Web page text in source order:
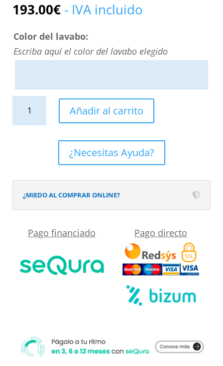
193.00€ - IVA incluido
Color del lavabo:
Escriba aquí el color del lavabo elegido
Surface
Violeta
RAL
cantidad
Añadir al carrito
¿Necesitas Ayuda?
¿MIEDO AL COMPRAR ONLINE?
Pago financiado Pago directo